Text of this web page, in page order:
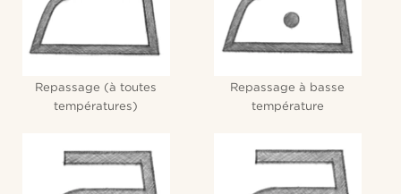
Repassage (à toutes
températures)
Repassage à basse
température